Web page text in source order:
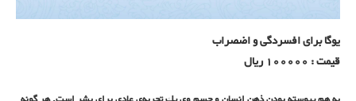
یوگا برای افسردگی و اضصراب
قیمت : 100000 ریال